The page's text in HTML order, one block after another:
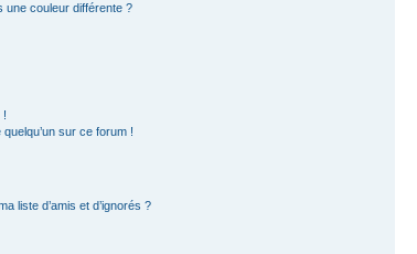
une couleur différente ?
!
sur ce forum !
liste d’amis et d’ignorés ?